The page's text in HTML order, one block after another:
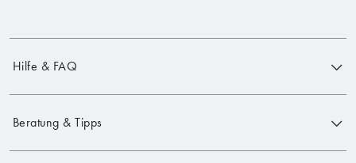
Hilfe & FAQ
Beratung & Tipps